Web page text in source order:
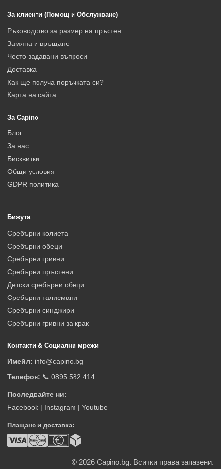
За клиенти (Помощ и Обслужване)
Ръководство за размер на пръстен
Замяна и връщане
Често задавани въпроси
Доставка
Как ще получа поръчката си?
Карта на сайта
За Capino
Блог
За нас
Бисквитки
Общи условия
GDPR политика
Бижута
Сребърни колиета
Сребърни обеци
Сребърни гривни
Сребърни пръстени
Детски сребърни обеци
Сребърни талисмани
Сребърни синджири
Сребърни гривни за крак
Контакти & Социални мрежи
Имейл: info@capino.bg
Телефон: 📞 0895 582 414
Последвайте ни:
Facebook | Instagram | Youtube
Плащане и доставка:
© 2026 Capino.bg. Всички права запазени.